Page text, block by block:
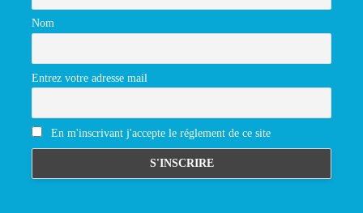
Nom
Entrez votre adresse mail
En m'inscrivant j'accepte le réglement de ce site